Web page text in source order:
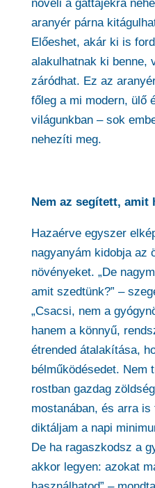
növeli a gáttájékra
aranyér párna
Előeshet, akár ki is
alakulhatnak ki benne,
záródhat. Ez az
főleg a mi modern, ülő
világunkban – sok
nehezíti meg.
Nem az segített, amit
Hazaérve egyszer
nagyanyám kidobja az
növényeket. „De
amit szedtünk?” –
„Csacsi, nem a
hanem a könnyű,
étrended átalakítása,
bélműködésedet. Nem
rostban gazdag
mostanában, és arra
diktáljam a napi
De ha ragaszkodsz a
akkor legyen: azokat